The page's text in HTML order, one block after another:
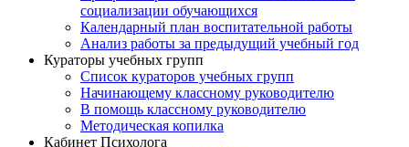
социализации обучающихся
Календарный план воспитательной работы
Анализ работы за предыдущий учебный год
Кураторы учебных групп
Список кураторов учебных групп
Начинающему классному руководителю
В помощь классному руководителю
Методическая копилка
Кабинет Психолога